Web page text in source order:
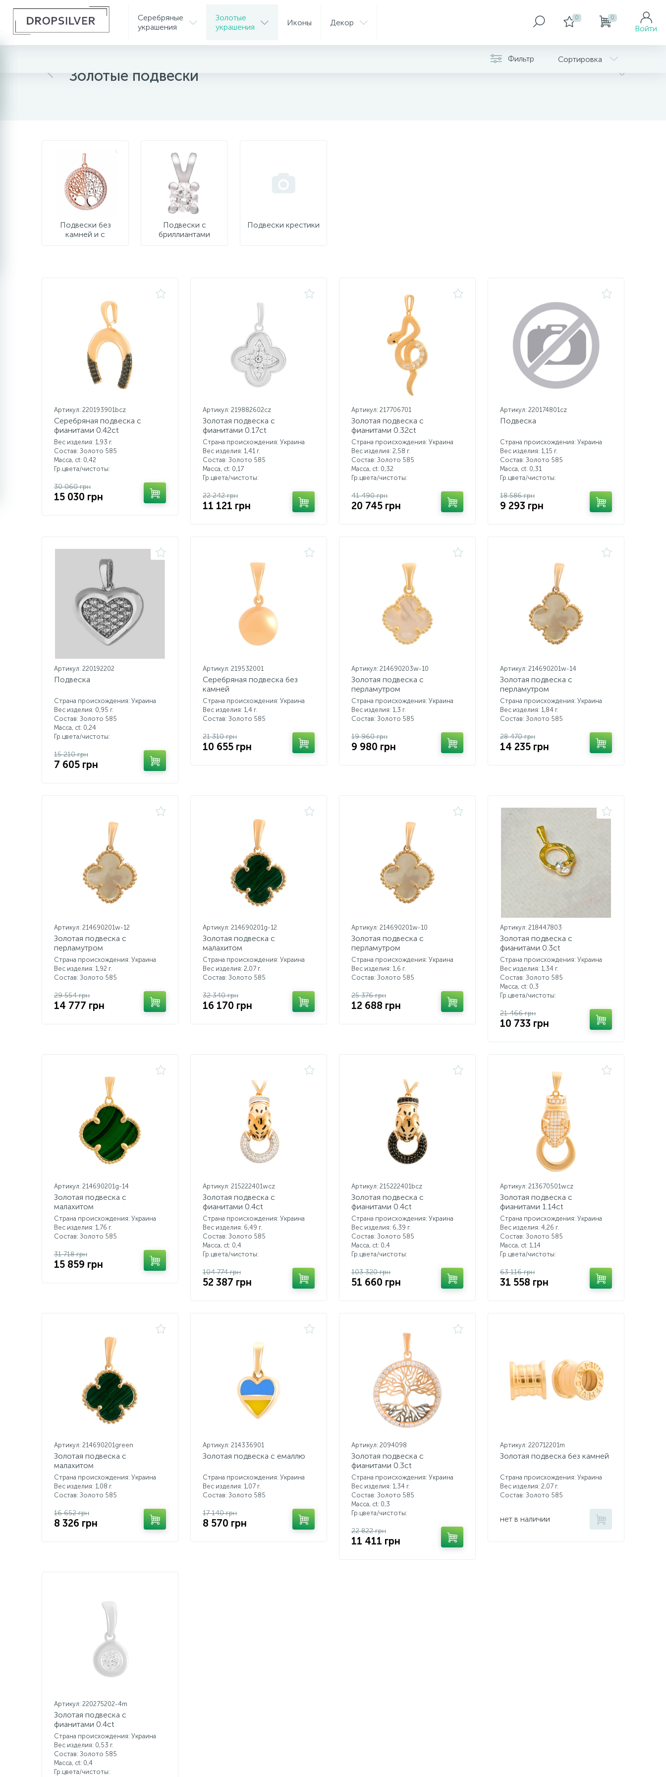
Серебряные
украшения
Золотые
украшения
Иконы Декор 0 0
Войти
Золотые подвески
Фильтр Сортировка
Подвески без
камней и с
Подвески с
бриллиантами
Подвески крестики
Артикул: 220193901bcz
Серебряная подвеска с
фианитами 0.42ct
Вес изделия: 1,93 г.
Состав: Золото 585
Масса, ct: 0,42
Гр.цвета/чистоты:
30 060 грн
15 030 грн
Артикул: 219882602cz
Золотая подвеска с
фианитами 0.17ct
Страна происхождения: Украина
Вес изделия: 1,41 г.
Состав: Золото 585
Масса, ct: 0,17
Гр.цвета/чистоты:
22 242 грн
11 121 грн
Артикул: 217706701
Золотая подвеска с
фианитами 0.32ct
Страна происхождения: Украина
Вес изделия: 2,58 г.
Состав: Золото 585
Масса, ct: 0,32
Гр.цвета/чистоты:
41 490 грн
20 745 грн
Артикул: 220174801cz
Подвеска
Страна происхождения: Украина
Вес изделия: 1,15 г.
Состав: Золото 585
Масса, ct: 0,31
Гр.цвета/чистоты:
18 586 грн
9 293 грн
Артикул: 220192202
Подвеска
Страна происхождения: Украина
Вес изделия: 0,95 г.
Состав: Золото 585
Масса, ct: 0,24
Гр.цвета/чистоты:
15 210 грн
7 605 грн
Артикул: 219532001
Серебряная подвеска без
камней
Страна происхождения: Украина
Вес изделия: 1,4 г.
Состав: Золото 585
21 310 грн
10 655 грн
Артикул: 214690203w-10
Золотая подвеска с
перламутром
Страна происхождения: Украина
Вес изделия: 1,3 г.
Состав: Золото 585
19 960 грн
9 980 грн
Артикул: 214690201w-14
Золотая подвеска с
перламутром
Страна происхождения: Украина
Вес изделия: 1,84 г.
Состав: Золото 585
28 470 грн
14 235 грн
Артикул: 214690201w-12
Золотая подвеска с
перламутром
Страна происхождения: Украина
Вес изделия: 1,92 г.
Состав: Золото 585
29 554 грн
14 777 грн
Артикул: 214690201g-12
Золотая подвеска с
малахитом
Страна происхождения: Украина
Вес изделия: 2,07 г.
Состав: Золото 585
32 340 грн
16 170 грн
Артикул: 214690201w-10
Золотая подвеска с
перламутром
Страна происхождения: Украина
Вес изделия: 1,6 г.
Состав: Золото 585
25 376 грн
12 688 грн
Артикул: 218447803
Золотая подвеска с
фианитами 0.3ct
Страна происхождения: Украина
Вес изделия: 1,34 г.
Состав: Золото 585
Масса, ct: 0,3
Гр.цвета/чистоты:
21 466 грн
10 733 грн
Артикул: 214690201g-14
Золотая подвеска с
малахитом
Страна происхождения: Украина
Вес изделия: 1,76 г.
Состав: Золото 585
31 718 грн
15 859 грн
Артикул: 215222401wcz
Золотая подвеска с
фианитами 0.4ct
Страна происхождения: Украина
Вес изделия: 6,49 г.
Состав: Золото 585
Масса, ct: 0,4
Гр.цвета/чистоты:
104 774 грн
52 387 грн
Артикул: 215222401bcz
Золотая подвеска с
фианитами 0.4ct
Страна происхождения: Украина
Вес изделия: 6,39 г.
Состав: Золото 585
Масса, ct: 0,4
Гр.цвета/чистоты:
103 320 грн
51 660 грн
Артикул: 213670501wcz
Золотая подвеска с
фианитами 1.14ct
Страна происхождения: Украина
Вес изделия: 4,26 г.
Состав: Золото 585
Масса, ct: 1,14
Гр.цвета/чистоты:
63 116 грн
31 558 грн
Артикул: 214690201green
Золотая подвеска с
малахитом
Страна происхождения: Украина
Вес изделия: 1,08 г.
Состав: Золото 585
16 652 грн
8 326 грн
Артикул: 214336901
Золотая подвеска с емаллю
Страна происхождения: Украина
Вес изделия: 1,07 г.
Состав: Золото 585
17 140 грн
8 570 грн
Артикул: 2094098
Золотая подвеска с
фианитами 0.3ct
Страна происхождения: Украина
Вес изделия: 1,34 г.
Состав: Золото 585
Масса, ct: 0,3
Гр.цвета/чистоты:
22 822 грн
11 411 грн
Артикул: 220712201m
Золотая подвеска без камней
Страна происхождения: Украина
Вес изделия: 2,07 г.
Состав: Золото 585
нет в наличии
Артикул: 220275202-4m
Золотая подвеска с
фианитами 0.4ct
Страна происхождения: Украина
Вес изделия: 0,53 г.
Состав: Золото 585
Масса, ct: 0,4
Гр.цвета/чистоты: